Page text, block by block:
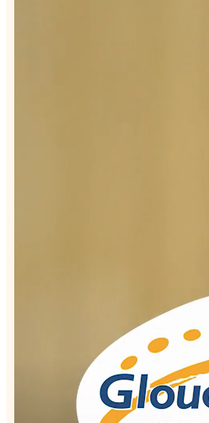
Over ons
Klantverhalen